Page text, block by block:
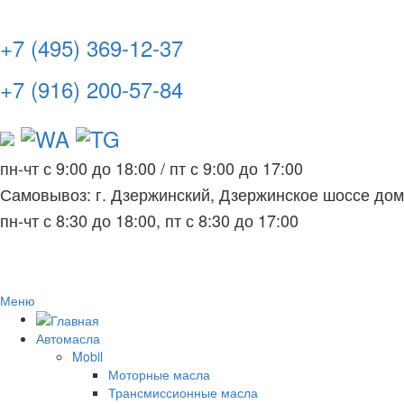
+7 (495) 369-12-37
+7 (916) 200-57-84
пн-чт с 9:00 до 18:00 / пт с 9:00 до 17:00
Самовывоз: г. Дзержинский, Дзержинское шоссе
пн-чт с 8:30 до 18:00, пт с 8:30 до 17:00
Меню
Автомасла
Mobil
Моторные масла
Трансмиссионные масла